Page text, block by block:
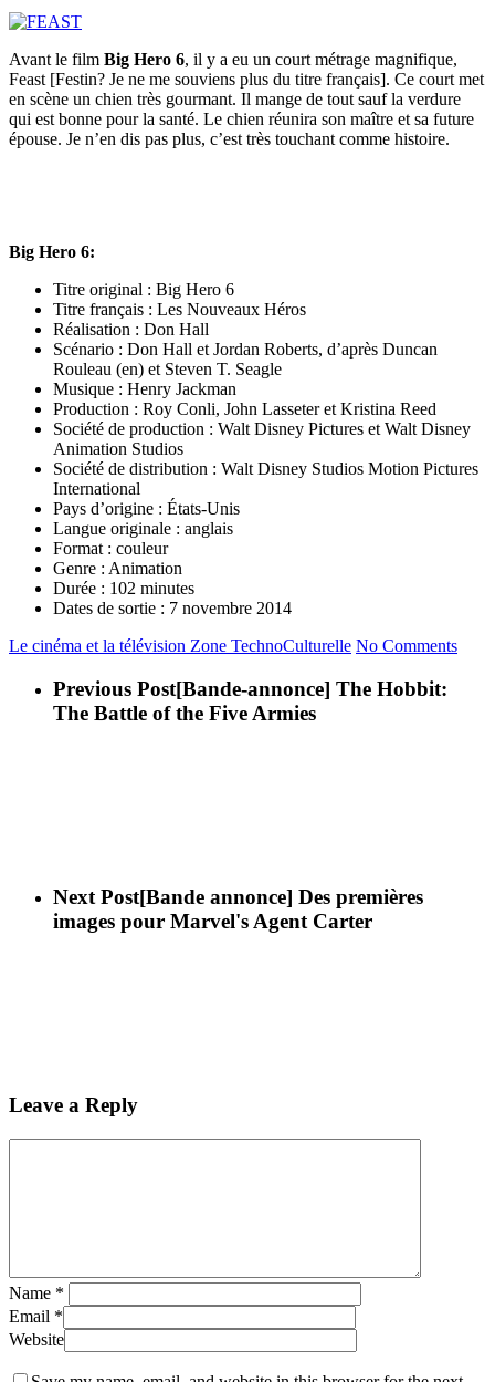
Avant le film Big Hero 6, il y a eu un court métrage magnifique,
Feast [Festin? Je ne me souviens plus du titre français]. Ce court met
en scène un chien très gourmant. Il mange de tout sauf la verdure
qui est bonne pour la santé. Le chien réunira son maître et sa future
épouse. Je n’en dis pas plus, c’est très touchant comme histoire.
Big Hero 6:
Titre original : Big Hero 6
Titre français : Les Nouveaux Héros
Réalisation : Don Hall
Scénario : Don Hall et Jordan Roberts, d’après Duncan
Rouleau (en) et Steven T. Seagle
Musique : Henry Jackman
Production : Roy Conli, John Lasseter et Kristina Reed
Société de production : Walt Disney Pictures et Walt Disney
Animation Studios
Société de distribution : Walt Disney Studios Motion Pictures
International
Pays d’origine : États-Unis
Langue originale : anglais
Format : couleur
Genre : Animation
Durée : 102 minutes
Dates de sortie : 7 novembre 2014
Le cinéma et la télévision Zone TechnoCulturelle No Comments
Previous Post[Bande-annonce] The Hobbit:
The Battle of the Five Armies
Next Post[Bande annonce] Des premières
images pour Marvel's Agent Carter
Leave a Reply
Name *
Email *
Website